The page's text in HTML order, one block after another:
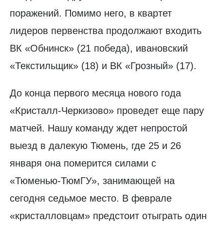
поражений. Помимо него, в квартет
лидеров первенства продолжают входить
ВК «Обнинск» (21 победа), ивановский
«Текстильщик» (18) и ВК «Грозный» (17).
До конца первого месяца нового года
«Кристалл-Черкизово» проведет еще пару
матчей. Нашу команду ждет непростой
выезд в далекую Тюмень, где 25 и 26
января она померится силами с
«Тюменью-ТюмГУ», занимающей на
сегодня седьмое место. В феврале
«кристалловцам» предстоит отыграть один